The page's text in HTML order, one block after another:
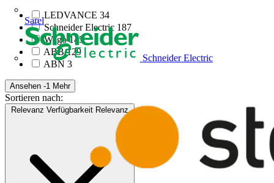
Sarel
Schneider Electric
LEDVANCE 34
Schneider Electric 187
Wago145
ABB129
ABN 3
Ansehen -1 Mehr
Sortieren nach:
Relevanz Verfügbarkeit Relevanz